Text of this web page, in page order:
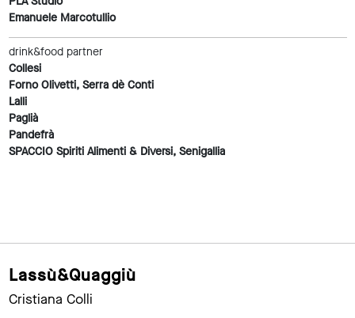
Emanuele Marcotullio
drink&food partner
Collesi
Forno Olivetti, Serra dè Conti
Lalli
Paglià
Pandefrà
SPACCIO Spiriti Alimenti & Diversi, Senigallia
Lassù&Quaggiù
Cristiana Colli